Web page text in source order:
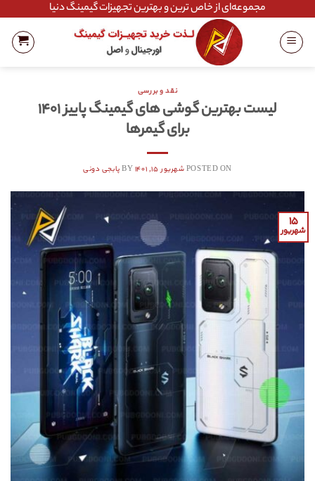
content
مجموعه‌ای از خاص ترین و بهترین تجهیزات گیمینگ دنیا
نقد و بررسی
لیست بهترین گوشی های گیمینگ پاییز ۱۴۰۱
برای گیمرها
POSTED ONشهریور ۱۵, ۱۴۰۱ پابجی دونی
۱۵
شهریور